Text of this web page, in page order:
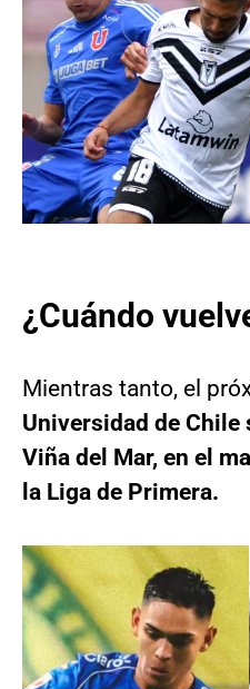
¿Cuándo
Mientras tanto, el
Universidad de Chile
Viña del Mar, en el
la Liga de Primera.